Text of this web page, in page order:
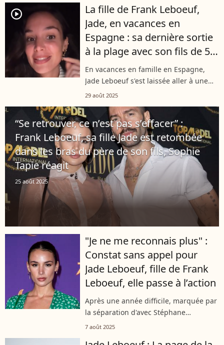
pas terminée. Dans une vidéo
confidentielle,...
player2
La fille de Frank Leboeuf,
Jade, en vacances en
Espagne : sa dernière sortie
à la plage avec son fils de 5
ans dérange, elle prend la
parole
En vacances en famille en Espagne,
Jade Leboeuf s'est laissée aller à une
pratique en public qui n'a pas été du
des messages désapprobateurs,...
29 août 2025
“Se retrouver, ce n’est pas s’effacer” :
Frank Leboeuf, sa fille Jade est retombée
dans les bras du père de son fils, Sophie
Tapie réagit
25 août 2025
"Je ne me reconnais plus" :
Constat sans appel pour
Jade Leboeuf, fille de Frank
Leboeuf, elle passe à l’action
Après une année difficile, marquée par
la séparation d'avec Stéphane
Rodrigues, le père de son fils, Jade
7 août 2025